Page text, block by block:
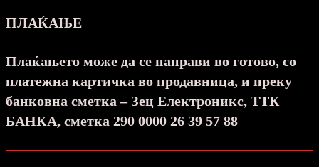
ПЛАЌАЊЕ
Плаќањето може да се направи во готово, со
платежна картичка во продавница, и преку
банковна сметка – Зец Електроникс, ТТК
БАНКА, сметка 290 0000 26 39 57 88